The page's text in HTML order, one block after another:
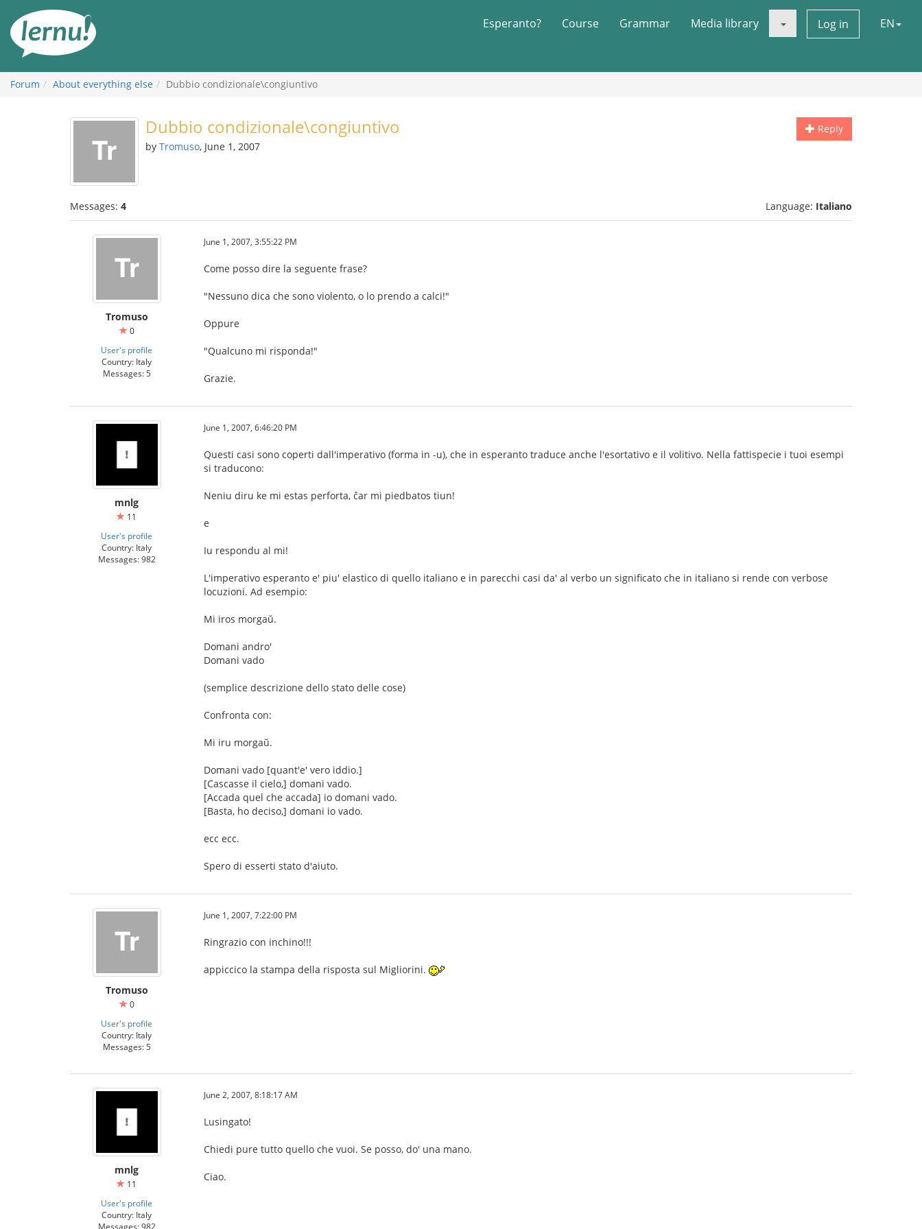
the
content
Esperanto? Course Grammar Media library Log in EN
Forum About everything else Dubbio condizionale\congiuntivo
Reply
Dubbio condizionale\congiuntivo
by Tromuso, June 1, 2007
Messages: 4 Language: Italiano
Tromuso
0
User's profile
Country: Italy
Messages: 5
June 1, 2007, 3:55:22 PM
Come posso dire la seguente frase?
"Nessuno dica che sono violento, o lo prendo a calci!"
Oppure
"Qualcuno mi risponda!"
Grazie.
mnlg
11
User's profile
Country: Italy
Messages: 982
June 1, 2007, 6:46:20 PM
Questi casi sono coperti dall'imperativo (forma in -u), che in esperanto traduce anche l'esortativo e il volitivo. Nella fattispecie i tuoi esempi
si traducono:
Neniu diru ke mi estas perforta, ĉar mi piedbatos tiun!
e
Iu respondu al mi!
L'imperativo esperanto e' piu' elastico di quello italiano e in parecchi casi da' al verbo un significato che in italiano si rende con verbose
locuzioni. Ad esempio:
Mi iros morgaŭ.
Domani andro'
Domani vado
(semplice descrizione dello stato delle cose)
Confronta con:
Mi iru morgaŭ.
Domani vado [quant'e' vero iddio.]
[Cascasse il cielo,] domani vado.
[Accada quel che accada] io domani vado.
[Basta, ho deciso,] domani io vado.
ecc ecc.
Spero di esserti stato d'aiuto.
Tromuso
0
User's profile
Country: Italy
Messages: 5
June 1, 2007, 7:22:00 PM
Ringrazio con inchino!!!
appiccico la stampa della risposta sul Migliorini.
mnlg
11
User's profile
Country: Italy
Messages: 982
June 2, 2007, 8:18:17 AM
Lusingato!
Chiedi pure tutto quello che vuoi. Se posso, do' una mano.
Ciao.